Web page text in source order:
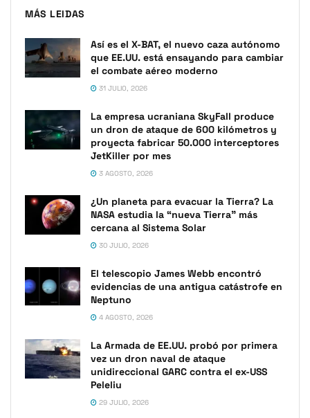
MÁS LEIDAS
Así es el X-BAT, el nuevo caza autónomo
que EE.UU. está ensayando para cambiar
el combate aéreo moderno
31 JULIO, 2026
La empresa ucraniana SkyFall produce
un dron de ataque de 600 kilómetros y
proyecta fabricar 50.000 interceptores
JetKiller por mes
3 AGOSTO, 2026
¿Un planeta para evacuar la Tierra? La
NASA estudia la “nueva Tierra” más
cercana al Sistema Solar
30 JULIO, 2026
El telescopio James Webb encontró
evidencias de una antigua catástrofe en
Neptuno
4 AGOSTO, 2026
La Armada de EE.UU. probó por primera
vez un dron naval de ataque
unidireccional GARC contra el ex-USS
Peleliu
29 JULIO, 2026